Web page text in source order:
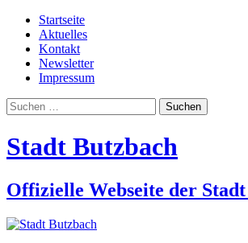
Startseite
Aktuelles
Kontakt
Newsletter
Impressum
Suchen
nach:
Stadt Butzbach
Offizielle Webseite der